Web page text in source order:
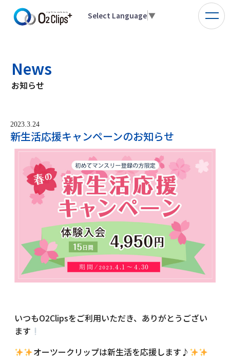
Select Language▼
News
お知らせ
2023.3.24
新生活応援キャンペーンのお知らせ
いつもO2Clipsをご利用いただき、ありがとうござい
ます
オーツークリップは新生活を応援します♪